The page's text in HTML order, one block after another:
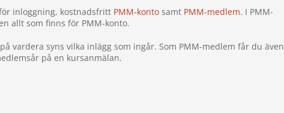
inloggning, kostnadsfritt PMM-kontosamt PMM-medlem. I PMM-
allt som finns för PMM-konto.
vardera syns vilka inlägg som ingår. Som PMM-medlem får du även
på en kursanmälan.